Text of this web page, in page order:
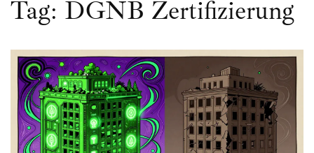
Tag: DGNB Zertifizierung